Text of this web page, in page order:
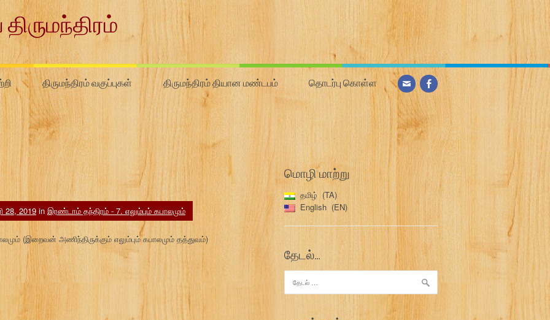
திருமந்திரம் வகுப்புகள் திருமந்திரம் தியான மண்டபம் தொடர்பு கொள்ள
28, 2019 in இரண்டாம் தந்திரம் - 7. எலும்பும் கபாலமும்
(இறைவன் அணிந்திருக்கும் எலும்பும் கபாலமும் தத்துவம்)
மொழி மாற்று
தமிழ்
TA
English
EN
தேடல்…
தேடு: